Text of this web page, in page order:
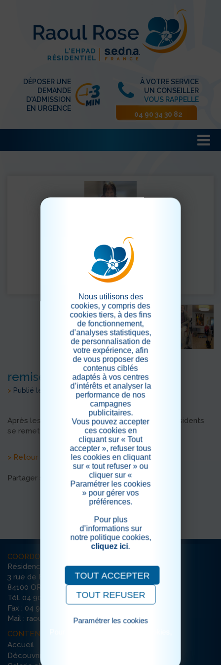
DÉPOSER UNE
DEMANDE
D'ADMISSION
EN URGENCE
À VOTRE SERVICE
UN CONSEILLER
VOUS RAPPELLE
04 90 34 30 82
remise en forme
> Publié le 14/01/2025
Après les excès des fêtes de fin d'année, nos résidents
se remettent en forme doucement !
> Retour aux actualités
Partager sur les réseaux sociaux
COORDONNÉES
Résidence Raoul Rose
3 rue de Bretagne
84100 ORANGE
Tél. 04 90 34 30 82
Fax : 04 90 51 29 27
Mail : raoulrose-orange@ehpad-sedna.fr
CONTENU DU SITE
Accueil
Découvrir la résidence
Nous utilisons des
cookies, y compris des
cookies tiers, à des fins
de fonctionnement,
d’analyses statistiques,
de personnalisation de
votre expérience, afin
de vous proposer des
contenus ciblés
adaptés à vos centres
d’intérêts et analyser la
performance de nos
campagnes
publicitaires.
Vous pouvez accepter
ces cookies en
cliquant sur « Tout
accepter », refuser tous
les cookies en cliquant
sur « tout refuser » ou
cliquer sur «
Paramétrer les cookies
» pour gérer vos
préférences.
Pour plus
d’informations sur
notre politique cookies,
cliquez ici.
TOUT ACCEPTER
TOUT REFUSER
Paramétrer les cookies